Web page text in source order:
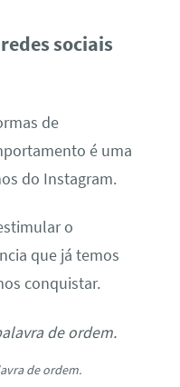
sociais
de
é uma
do Instagram.
o
que já temos
conquistar.
de ordem.